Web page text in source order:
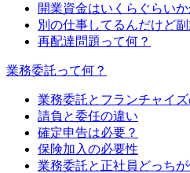
開業資金はいくらぐらいか
別の仕事してるんだけど副
再配達問題って何？
業務委託って何？
業務委託とフランチャイズ
請負と委任の違い
確定申告は必要？
保険加入の必要性
業務委託と正社員どっちが